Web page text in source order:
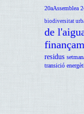
20aAssemblea
biodiversitat
de
residus
transició